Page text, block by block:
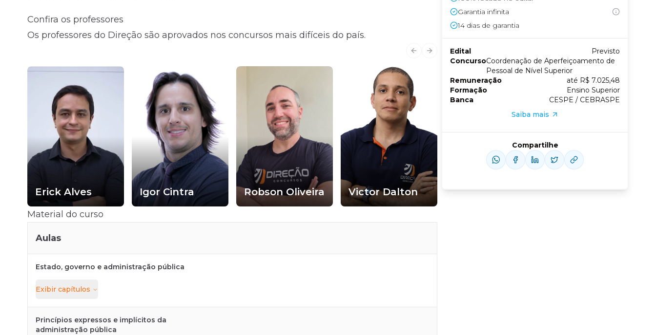
Fale com o time comercial
Confira os professores
Os professores do Direção são aprovados nos concursos mais difíceis do país.
Previous slide
Next slide
Erick Alves Igor Cintra Robson Oliveira Victor Dalton
Material do curso
Aulas
Estado, governo e administração pública
Exibir capítulos
Princípios expressos e implícitos da
administração pública
Garantia infinita
14 dias de garantia
Edital
Previsto
ConcursoCoordenação de Aperfeiçoamento de
Pessoal de Nível Superior
Remuneração
até R$ 7.025,48
Formação
Ensino Superior
Banca
CESPE / CEBRASPE
Saiba mais
Compartilhe